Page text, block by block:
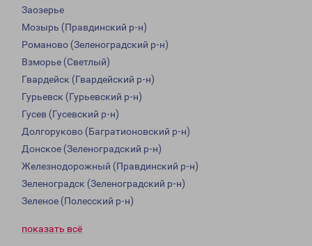
Заозерье
Мозырь (Правдинский р-н)
Романово (Зеленоградский р-н)
Взморье (Светлый)
Гвардейск (Гвардейский р-н)
Гурьевск (Гурьевский р-н)
Гусев (Гусевский р-н)
Долгоруково (Багратионовский р-н)
Донское (Зеленоградский р-н)
Железнодорожный (Правдинский р-н)
Зеленоградск (Зеленоградский р-н)
Зеленое (Полесский р-н)
показать всё